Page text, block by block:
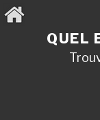
Aller
au
QUEL